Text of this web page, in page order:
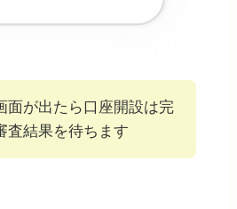
面が出たら口座開設は完
査結果を待ちます